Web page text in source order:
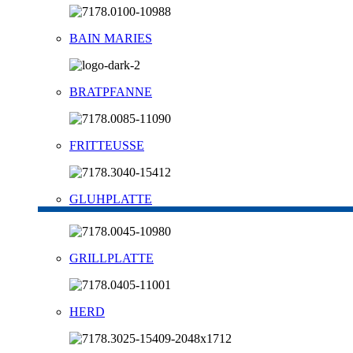
BAIN MARIES
BRATPFANNE
FRITTEUSSE
GLUHPLATTE
GRILLPLATTE
HERD